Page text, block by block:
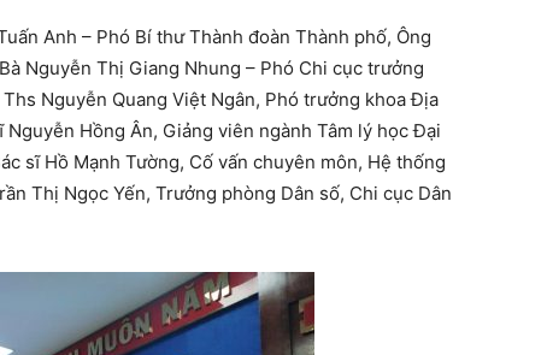
Anh – Phó Bí thư Thành đoàn Thành phố, Ông
Nguyễn Thị Giang Nhung – Phó Chi cục trưởng
Nguyễn Quang Việt Ngân, Phó trưởng khoa Địa
Hồng Ân, Giảng viên ngành Tâm lý học Đại
sĩ Hồ Mạnh Tường, Cố vấn chuyên môn, Hệ thống
Thị Ngọc Yến, Trưởng phòng Dân số, Chi cục Dân